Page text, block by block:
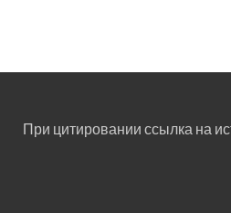
При цитировании ссылка на